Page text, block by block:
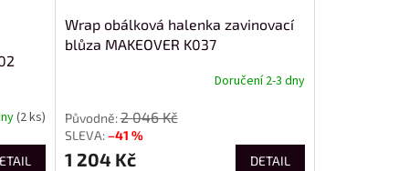
(2 ks)
Wrap obálková halenka zavinovací
blůza MAKEOVER K037
Doručení 2-3 dny
2 046 Kč
–41 %
1 204 Kč DETAIL